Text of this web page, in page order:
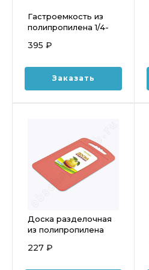
Гастроемкость из
полипропилена 1/4-
2,8л
395 ₽
Заказать
Доска разделочная
из полипропилена
МАРТИКА С53
227 ₽